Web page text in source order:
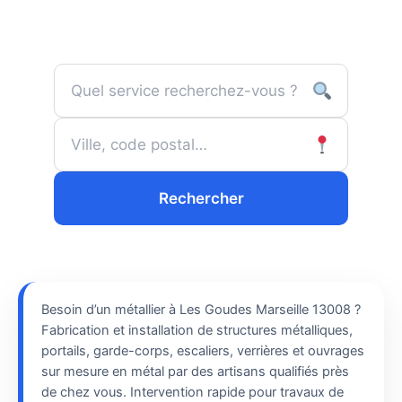
Rechercher
Besoin d’un métallier à Les Goudes Marseille 13008 ?
Fabrication et installation de structures métalliques,
portails, garde-corps, escaliers, verrières et ouvrages
sur mesure en métal par des artisans qualifiés près
de chez vous. Intervention rapide pour travaux de